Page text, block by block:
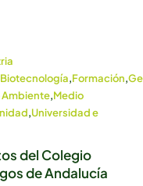
Biotecnología,Formación,
Ambiente,Medio
,Universidad e
del Colegio
de Andalucía